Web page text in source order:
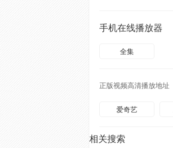
手机在线播放器
全集
正版视频高清播放地址
爱奇艺
相关搜索